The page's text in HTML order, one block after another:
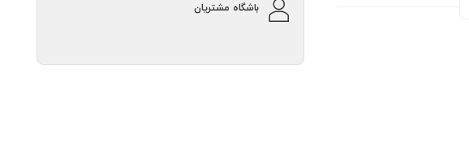
باشگاه مشتریان